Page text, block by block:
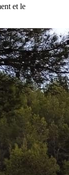
et le